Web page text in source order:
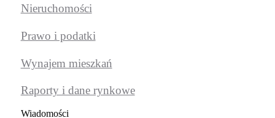
Nieruchomości
Prawo i podatki
Wynajem mieszkań
Raporty i dane rynkowe
Wiadomości